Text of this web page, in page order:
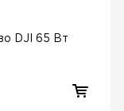
DJI 65 Вт